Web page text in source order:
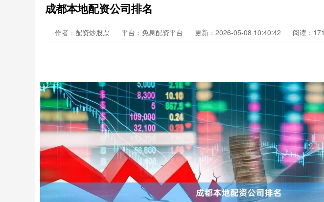
成都本地配资公司排名
作者：配资炒股票 平台：免息配资平台 更新：2026-05-08 10:40:42 阅读：171